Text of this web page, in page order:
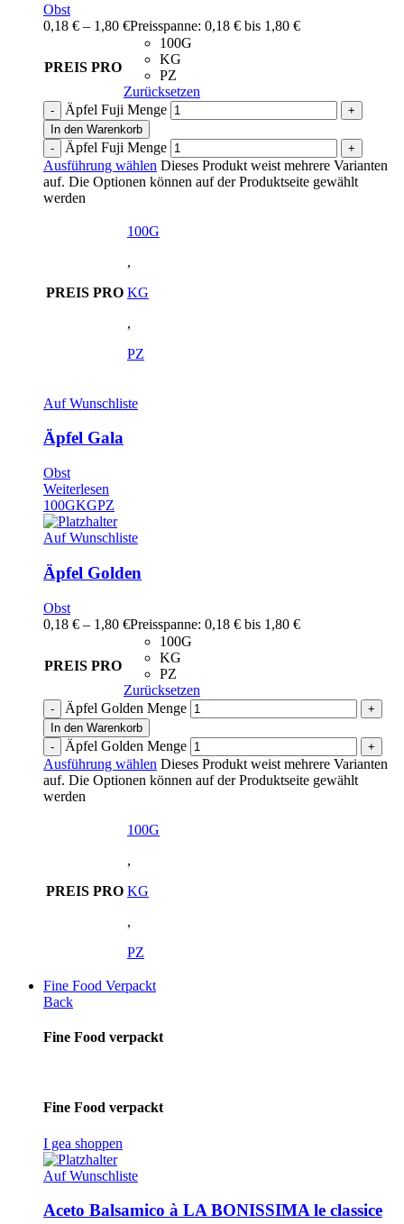
Obst
0,18 € – 1,80 €Preisspanne: 0,18 € bis 1,80 €
PREIS PRO
100G
KG
PZ
Zurücksetzen
Äpfel Fuji Menge
In den Warenkorb
Äpfel Fuji Menge
Ausführung wählen Dieses Produkt weist mehrere Varianten
auf. Die Optionen können auf der Produktseite gewählt
werden
PREIS PRO
100G
,
KG
,
PZ
Auf Wunschliste
Äpfel Gala
Obst
Weiterlesen
100GKGPZ
Auf Wunschliste
Äpfel Golden
Obst
0,18 € – 1,80 €Preisspanne: 0,18 € bis 1,80 €
PREIS PRO
100G
KG
PZ
Zurücksetzen
Äpfel Golden Menge
In den Warenkorb
Äpfel Golden Menge
Ausführung wählen Dieses Produkt weist mehrere Varianten
auf. Die Optionen können auf der Produktseite gewählt
werden
PREIS PRO
100G
,
KG
,
PZ
Fine Food Verpackt
Back
Fine Food verpackt
Fine Food verpackt
I gea shoppen
Auf Wunschliste
Aceto Balsamico à LA BONISSIMA le classice